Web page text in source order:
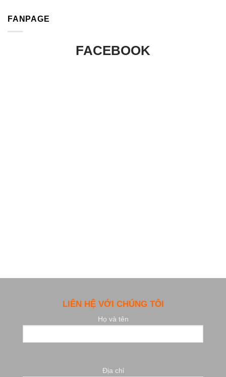
FANPAGE
FACEBOOK
LIÊN HỆ VỚI CHÚNG TÔI
Họ và tên
Địa chỉ